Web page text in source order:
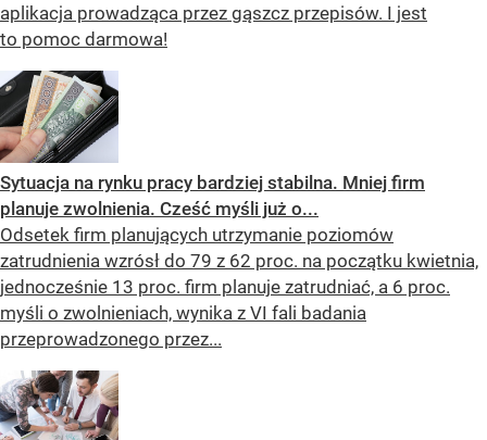
aplikacja prowadząca przez gąszcz przepisów. I jest
to pomoc darmowa!
Sytuacja na rynku pracy bardziej stabilna. Mniej firm
planuje zwolnienia. Cześć myśli już o...
Odsetek firm planujących utrzymanie poziomów
zatrudnienia wzrósł do 79 z 62 proc. na początku kwietnia,
jednocześnie 13 proc. firm planuje zatrudniać, a 6 proc.
myśli o zwolnieniach, wynika z VI fali badania
przeprowadzonego przez...